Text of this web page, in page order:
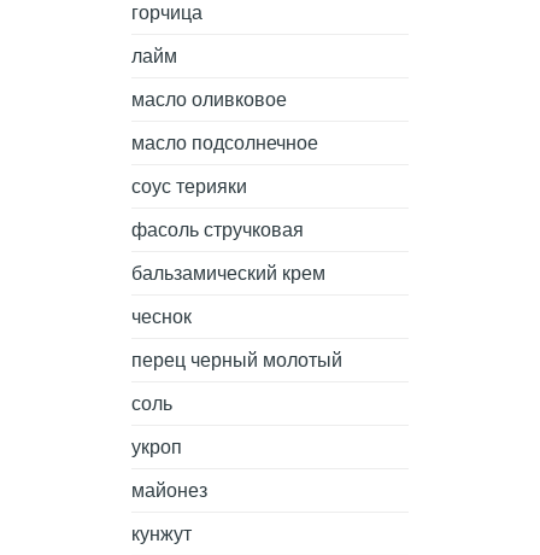
горчица
лайм
масло оливковое
масло подсолнечное
соус терияки
фасоль стручковая
бальзамический крем
чеснок
перец черный молотый
соль
укроп
майонез
кунжут